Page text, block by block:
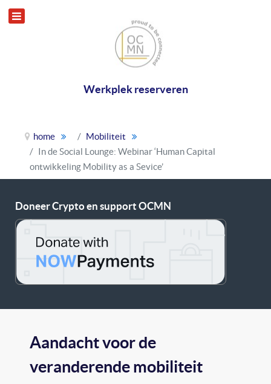
Werkplek reserveren
home
Mobiliteit
In de Social Lounge: Webinar ‘Human Capital
ontwikkeling Mobility as a Sevice’
Doneer Crypto en support OCMN
Aandacht voor de
veranderende mobiliteit